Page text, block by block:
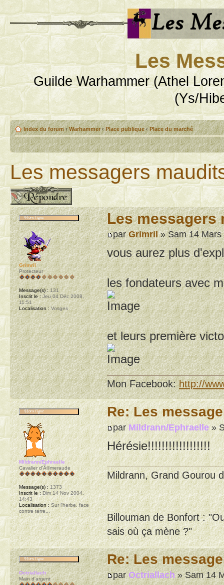
Les
Guilde Warhammer (Athel
(Ys/
Index du forum ‹ Warhammer ‹ Place publique ‹ Place du marché
Les messagers
Publier une réponse
Les messagers
parGrimril» Sam 14 Mars
vous aurez plus
les fondateurs avec
et leurs première
Mon Facebook:http://
Grimril
Protecteur
Message(s) :131
Inscrit le :Jeu 04 Déc 2008,
11:51
Localisation :Vosges
Re: Les
parMildrann/Ephraelle»
Hérésie!!!!!!!!!!!!!!!!!!
Mildrann, Grand Gourou
Billouman de Bonfort :
sais où ça mène ?"
Mildrann/Ephraelle
Cavalier d'Ã©meraude
Message(s) :1373
Inscrit le :Dim 14 Nov 2004,
14:43
Localisation :Sur l'herbe, face
contre terre...
Re: Les
parOctriallach» Sam 14
Octriallach
Main d'argent